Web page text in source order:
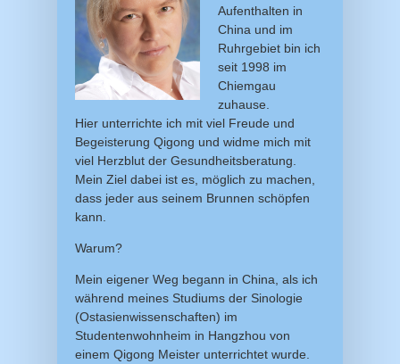
Aufenthalten in
China und im
Ruhrgebiet bin ich
seit 1998 im
Chiemgau
zuhause.
Hier unterrichte ich mit viel Freude und
Begeisterung Qigong und widme mich mit
viel Herzblut der Gesundheitsberatung.
Mein Ziel dabei ist es, möglich zu machen,
dass jeder aus seinem Brunnen schöpfen
kann.
Warum?
Mein eigener Weg begann in China, als ich
während meines Studiums der Sinologie
(Ostasienwissenschaften) im
Studentenwohnheim in Hangzhou von
einem Qigong Meister unterrichtet wurde.